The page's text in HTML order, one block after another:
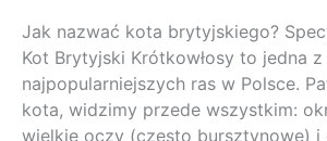
Jak nazwać kota brytyjskiego?
Kot Brytyjski Krótkowłosy to jedna z
najpopularniejszych ras w Polsce.
kota, widzimy przede wszystkim:
wielkie oczy (często bursztynowe) i